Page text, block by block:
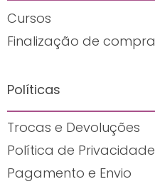
Cursos
Finalização de compra
Políticas
Trocas e Devoluções
Política de Privacidade
Pagamento e Envio